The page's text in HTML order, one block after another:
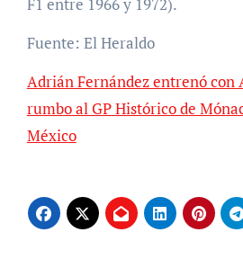
F1 entre 1966 y 1972).
Fuente: El Heraldo
Adrián Fernández entrenó con
rumbo al GP Histórico de
México